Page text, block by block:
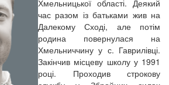
Хмельницької області. Деякий
час разом із батьками жив на
Далекому Сході, але потім
родина повернулася на
Хмельниччину у с. Гаврилівці.
Закінчив місцеву школу у 1991
році. Проходив строкову